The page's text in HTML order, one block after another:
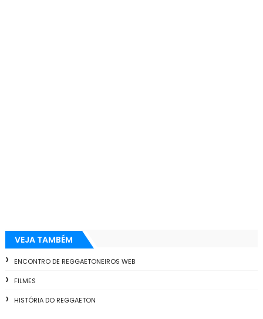
VEJA TAMBÉM
ENCONTRO DE REGGAETONEIROS WEB
FILMES
HISTÓRIA DO REGGAETON